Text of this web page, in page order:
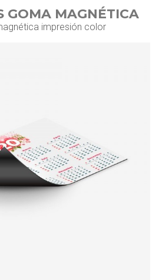
GOMA MAGNÉTICA
impresión color